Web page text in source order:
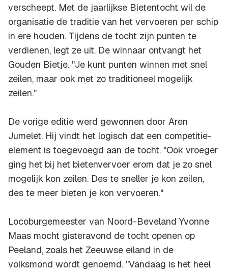
verscheept. Met de jaarlijkse Bietentocht wil de
organisatie de traditie van het vervoeren per schip
in ere houden. Tijdens de tocht zijn punten te
verdienen, legt ze uit. De winnaar ontvangt het
Gouden Bietje. "Je kunt punten winnen met snel
zeilen, maar ook met zo traditioneel mogelijk
zeilen."
De vorige editie werd gewonnen door Aren
Jumelet. Hij vindt het logisch dat een competitie-
element is toegevoegd aan de tocht. "Ook vroeger
ging het bij het bietenvervoer erom dat je zo snel
mogelijk kon zeilen. Des te sneller je kon zeilen,
des te meer bieten je kon vervoeren."
Locoburgemeester van Noord-Beveland Yvonne
Maas mocht gisteravond de tocht openen op
Peeland, zoals het Zeeuwse eiland in de
volksmond wordt genoemd. "Vandaag is het heel